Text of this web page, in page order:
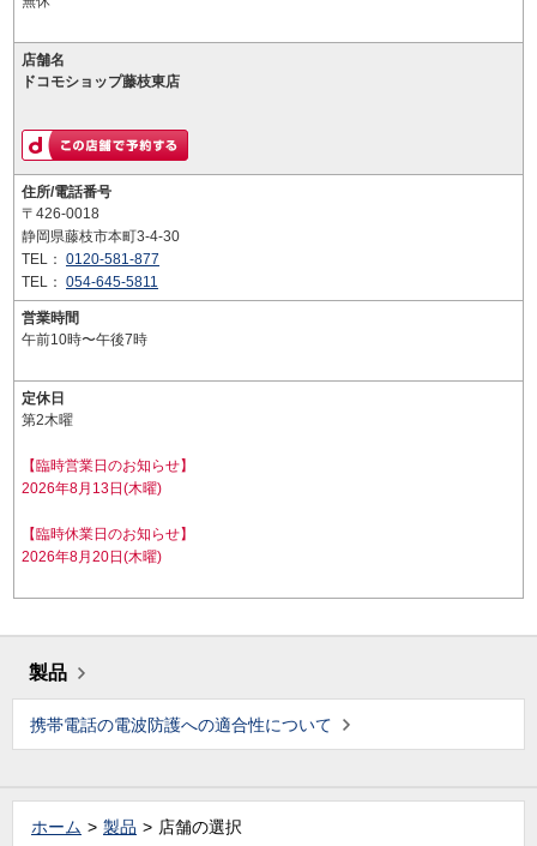
店舗名
ドコモショップ藤枝東店
住所/電話番号
〒426-0018
静岡県藤枝市本町3-4-30
TEL： 0120-581-877
TEL： 054-645-5811
営業時間
午前10時〜午後7時
定休日
第2木曜
【臨時営業日のお知らせ】
2026年8月13日(木曜)
【臨時休業日のお知らせ】
2026年8月20日(木曜)
製品
携帯電話の電波防護への適合性について
ホーム 製品 店舗の選択